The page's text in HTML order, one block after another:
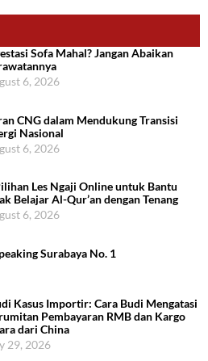
Sofa Mahal? Jangan Abaikan
6, 2026
CNG dalam Mendukung Transisi
Nasional
6, 2026
Les Ngaji Online untuk Bantu
Belajar Al-Qur’an dengan Tenang
6, 2026
Surabaya No. 1
Kasus Importir: Cara Budi Mengatasi
Pembayaran RMB dan Kargo
dari China
29, 2026